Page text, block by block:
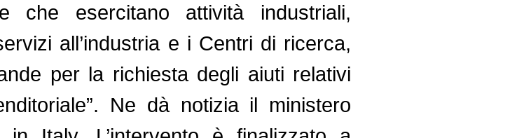
esercitano attività industriali,
all’industria e i Centri di ricerca,
per la richiesta degli aiuti relativi
Ne dà notizia il ministero